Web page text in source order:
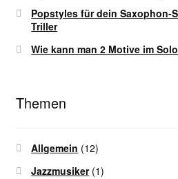
Popstyles für dein Saxophon-
Triller
Wie kann man 2 Motive im
Themen
Allgemein (12)
Jazzmusiker(1)